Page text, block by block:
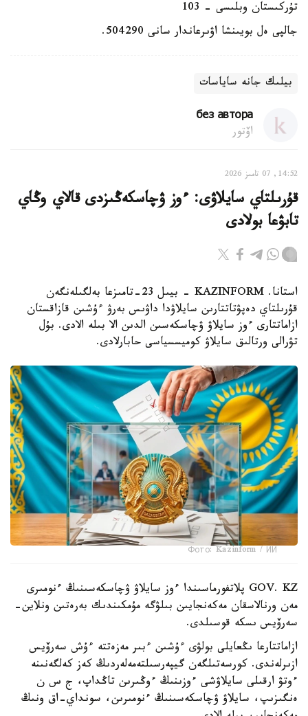
تۇركىستان وبلىسى - 103
جالپى ەل بويىنشا اۋىرعاندار سانى 504290.
بيلىك جانە ساياسات
без автора
اۆتور
14:52, 07 تامىز 2026
قۇرىلتاي سايلاۋى: ءوز ۋچاسكەڭىزدى قالاي وڭاي
تابۋعا بولادى
استانا. KAZINFORM - بيىل 23-تامىزعا بەلگىلەنگەن
قۇرىلتاي دەپۋتاتتارىن سايلاۋدا داۋىس بەرۋ ءۇشىن قازاقستان
ازاماتتارى ءوز سايلاۋ ۋچاسكەسىن الدىن الا بىلە الادى. بۇل
تۋرالى ورتالىق سايلاۋ كوميسسياسى حابارلادى.
Фото: Kazinform / ИИ
GOV. KZ پلاتفورماسىندا ءوز سايلاۋ ۋچاسكەسىنىڭ ءنومىرى
مەن ورنالاسقان مەكەنجايىن بىلۋگە مۇمكىندىك بەرەتىن ونلاين-
سەرۆيس ىسكە قوسىلدى.
ازاماتتارعا ىڭعايلى بولۋى ءۇشىن ءبىر مەزەتتە ءۇش سەرۆيس
ازىرلەندى. كورسەتىلگەن گيپەرسىلتەمەلەردىڭ كەز كەلگەنىنە
ءوتۋ ارقىلى سايلاۋشى ءوزىنىڭ ءوڭىرىن تاڭداپ، ج س ن
ەنگىزىپ، سايلاۋ ۋچاسكەسىنىڭ ءنومىرىن، سونداي-اق ونىڭ